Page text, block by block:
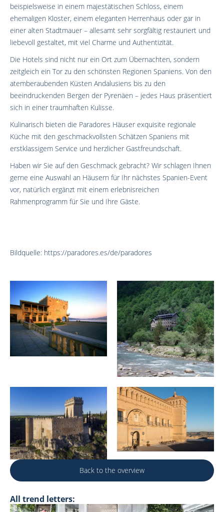
beispielsweise in einem majestätischen Schloss, einem
ehemaligen Kloster, einem eleganten Herrenhaus oder gar in
einer alten Stadtmauer – allesamt sehr sorgfältig restauriert und
liebevoll gestaltet, mit viel Charme und Authentizität.
Die Hotels sind nicht nur ein Ort zum Übernachten, sondern
zeitgleich ein Tor zu den schönsten Regionen Spaniens. Von den
atemberaubenden Küsten Andalusiens bis zu den
beeindruckenden Bergen der Pyrenäen – jedes Haus präsentiert
sich in einer traumhaften Kulisse.
Kulinarisch bieten die Paradores Häuser exquisite regionale
Küche mit den geschmackvollsten Schätzen Spaniens mit
erstklassigem Service und herzlicher Gastfreundschaft.
Haben wir Sie auf den Geschmack gebracht? Wir schlagen Ihnen
gerne eine Auswahl an Häusern für Ihr nächstes Spanien-Event
vor, natürlich ergänzt mit einem erlebnisreichen
Rahmenprogramm für Sie und Ihre Gäste.
Bildquelle: https://paradores.es/de/paradores
Back to the overview
All trend letters: